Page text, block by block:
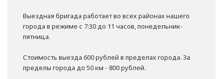
Выездная бригада работает во всех районах нашего
города в режиме с 7:30 до 11 часов, понедельник-
пятница.
Стоимость выезда 600 рублей в пределах города. За
пределы города до 50 км - 800 рублей.